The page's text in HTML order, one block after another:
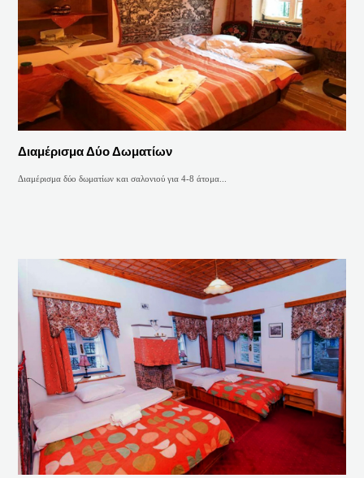
Διαμέρισμα Δύο Δωματίων
Διαμέρισμα δύο δωματίων και σαλονιού για 4-8 άτομα...